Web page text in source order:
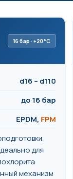
16 бар · +20°C
d16 – d110
до 16 бар
EPDM, FPM
для
механизм